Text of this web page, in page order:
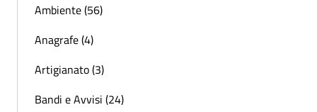
Ambiente (56)
Anagrafe (4)
Artigianato (3)
Bandi e Avvisi (24)